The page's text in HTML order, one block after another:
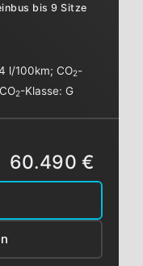
bis 9 Sitze
l/100km;CO2-
CO2-Klasse:G
60.490 €